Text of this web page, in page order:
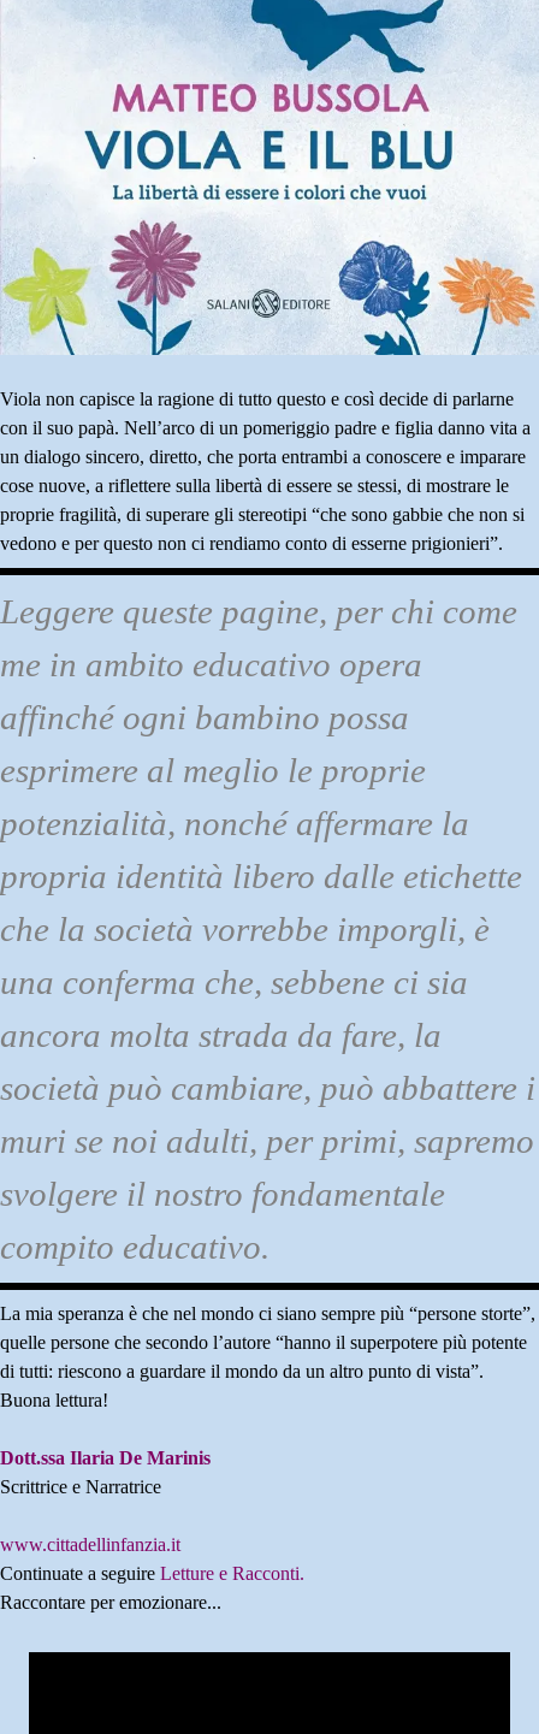
Viola non capisce la ragione di tutto questo e così decide di parlarne
con il suo papà. Nell’arco di un pomeriggio padre e figlia danno vita a
un dialogo sincero, diretto, che porta entrambi a conoscere e imparare
cose nuove, a riflettere sulla libertà di essere se stessi, di mostrare le
proprie fragilità, di superare gli stereotipi “che sono gabbie che non si
vedono e per questo non ci rendiamo conto di esserne prigionieri”.
Leggere queste pagine, per chi come
me in ambito educativo opera
affinché ogni bambino possa
esprimere al meglio le proprie
potenzialità, nonché affermare la
propria identità libero dalle etichette
che la società vorrebbe imporgli, è
una conferma che, sebbene ci sia
ancora molta strada da fare, la
società può cambiare, può abbattere i
muri se noi adulti, per primi, sapremo
svolgere il nostro fondamentale
compito educativo.
La mia speranza è che nel mondo ci siano sempre più “persone storte”,
quelle persone che secondo l’autore “hanno il superpotere più potente
di tutti: riescono a guardare il mondo da un altro punto di vista”.
Buona lettura!
Dott.ssa Ilaria De Marinis
Scrittrice e Narratrice
www.cittadellinfanzia.it
Continuate a seguire Letture e Racconti.
Raccontare per emozionare...